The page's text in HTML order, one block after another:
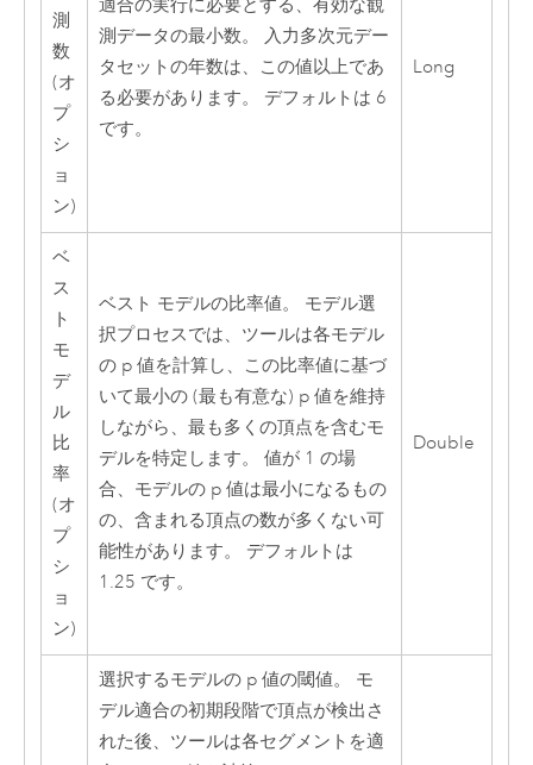
測
数
(オ
プ
シ
ョ
ン)
適合の実行に必要とする、有効な観
測データの最小数。 入力多次元デー
タセットの年数は、この値以上であ
る必要があります。 デフォルトは 6
です。
Long
ベ
ス
ト
モ
デ
ル
比
率
(オ
プ
シ
ョ
ン)
ベスト モデルの比率値。 モデル選
択プロセスでは、ツールは各モデル
の p 値を計算し、この比率値に基づ
いて最小の (最も有意な) p 値を維持
しながら、最も多くの頂点を含むモ
デルを特定します。 値が 1 の場
合、モデルの p 値は最小になるもの
の、含まれる頂点の数が多くない可
能性があります。 デフォルトは
1.25 です。
Double
選択するモデルの p 値の閾値。 モ
デル適合の初期段階で頂点が検出さ
れた後、ツールは各セグメントを適